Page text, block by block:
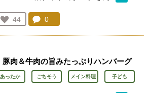
お気に入り登録：
44
人が登録
コメント：
0
豚肉＆牛肉の旨みたっぷりハンバーグ
あったか ごちそう メイン料理 子ども